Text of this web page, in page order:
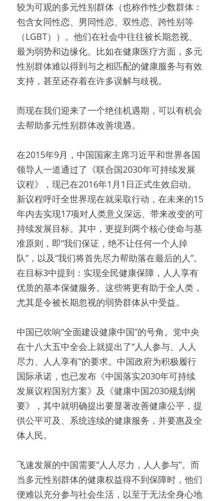
较为可观的多元性别群体（也称作性少数群体：
包含女同性恋、男同性恋、双性恋、跨性别等
（LGBT））。他们在社会中往往被长期忽视、
最为弱势和边缘化。比如在健康医疗方面，多元
性别群体难以得到与之相匹配的健康服务与有效
支持，甚至还存着在许多误解与歧视。
而现在我们迎来了一个绝佳机遇期，可以有机会
去帮助多元性别群体改善境遇。
在2015年9月，中国国家主席习近平和世界各国
领导人一道通过了《联合国2030年可持续发展
议程》，现已在2016年1月1日正式生效启动。
新议程呼吁全世界现在就采取行动，在未来的15
年内去实现17项对人类意义深远、带来改变的可
持续发展目标。其中，更提到两个核心使命与基
准原则，即“我们保证，绝不让任何一个人掉
队”，以及“我们将首先尽力帮助落在最后的人”。
在目标3中提到：实现全民健康保障，人人享有
优质的基本保健服务。这些将更有助于全人类，
尤其是令被长期忽视的弱势群体从中受益。
中国已吹响“全面建设健康中国”的号角。党中央
在十八大五中全会上就提出了“人人参与、人人
尽力、人人享有”的要求。中国政府为积极履行
国际承诺，也已发布《中国落实2030年可持续
发展议程国别方案》及《健康中国2030规划纲
要》，其中就明确提出要显著改善健康公平，提
供公平可及、系统连续的健康服务，并要惠及全
体人民。
飞速发展的中国需要“人人尽力，人人参与”。而
当多元性别群体的健康权益得不到保障时，他们
便难以充分参与社会生活，以至于无法全身心地